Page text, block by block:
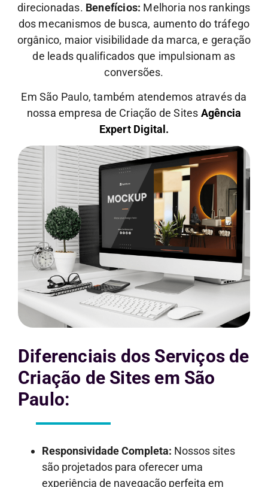
direcionadas. Benefícios: Melhoria nos rankings
dos mecanismos de busca, aumento do tráfego
orgânico, maior visibilidade da marca, e geração
de leads qualificados que impulsionam as
conversões.
Em São Paulo, também atendemos através da
nossa empresa de Criação de Sites Agência
Expert Digital.
Diferenciais dos Serviços de
Criação de Sites em São
Paulo:
Responsividade Completa: Nossos sites
são projetados para oferecer uma
experiência de navegação perfeita em